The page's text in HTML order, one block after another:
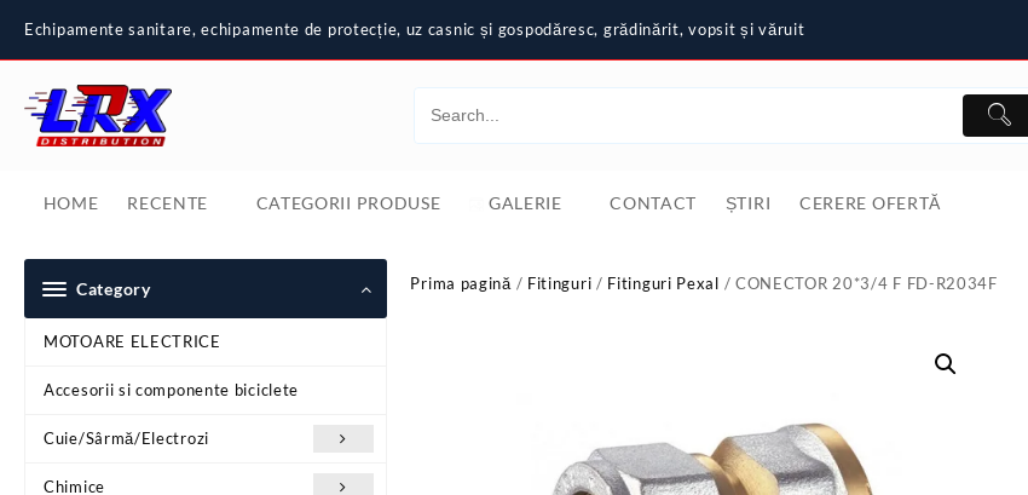
content
Echipamente sanitare, echipamente de protecție, uz casnic și gospodăresc, grădinărit, vopsit și văruit
HOME RECENTE CATEGORII PRODUSE GALERIE CONTACT ȘTIRI CERERE OFERTĂ
Category
MOTOARE ELECTRICE
Accesorii si componente biciclete
Cuie/Sârmă/Electrozi
Chimice
Prima pagină / Fitinguri / Fitinguri Pexal / CONECTOR 20*3/4 F FD-R2034F